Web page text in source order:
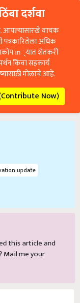
दर्शवा
आपल्यासारखे वाचक
पत्रकारितेला अधिक
in्यात शेतकरी
किंवा सहकार्य
मोलाचे आहे.
Now)
update
this article and
Mailme your